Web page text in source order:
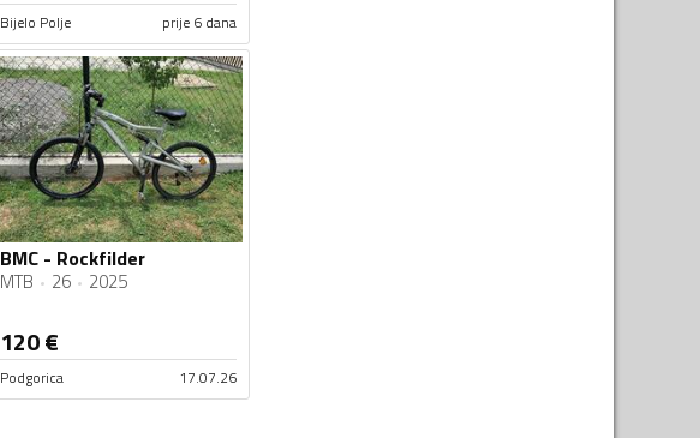
Bijelo Polje prije 6 dana
BMC - Rockfilder
MTB 26 2025
120€
Podgorica 17.07.26